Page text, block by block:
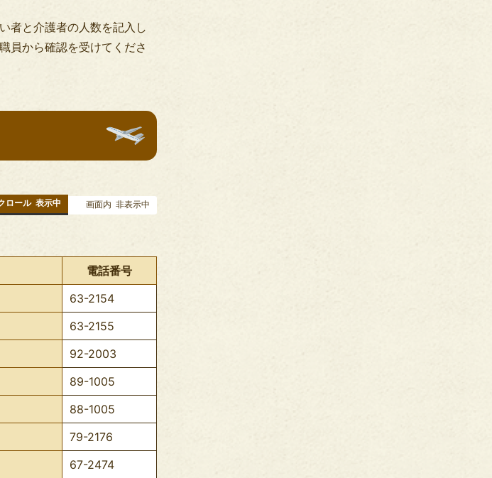
者と介護者の人数を記入し
員から確認を受けてくださ
ロール 表示中 画面内 非表示中
電話番号
63-2154
63-2155
92-2003
89-1005
88-1005
79-2176
67-2474